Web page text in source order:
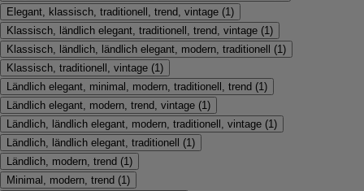
Elegant, klassisch, traditionell, trend, vintage (1 )
Klassisch, ländlich elegant, traditionell, trend, vintage (1 )
Klassisch, ländlich, ländlich elegant, modern, traditionell
(1 )
Klassisch, traditionell, vintage (1 )
Ländlich elegant, minimal, modern, traditionell, trend (1 )
Ländlich elegant, modern, trend, vintage (1 )
Ländlich, ländlich elegant, modern, traditionell, vintage (1 )
Ländlich, ländlich elegant, traditionell
(1 )
Ländlich, modern, trend (1 )
Minimal, modern, trend (1 )